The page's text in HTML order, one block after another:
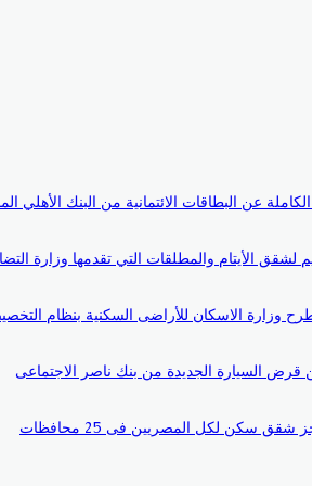
عن البطاقات الائتمانية من البنك الأهلي
الأيتام والمطلقات التي تقدمها وزارة
وزارة الاسكان للأراضى السكنية بنظام
قرض السيارة الجديدة من بنك ناصر الاجتماعى
سكن لكل المصريين فى 25 محافظات